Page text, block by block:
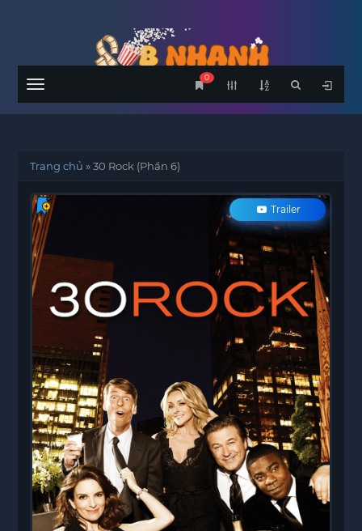
Menu
0
Trang chủ »30 Rock (Phần 6)
Trailer